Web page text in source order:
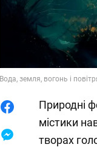
Вода, земля, вогонь і
Природні
містики
творах